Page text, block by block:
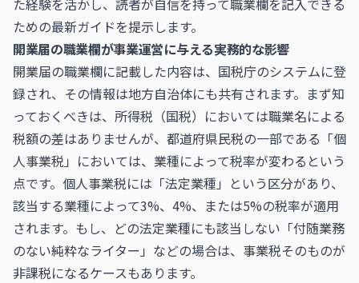
た経験を活かし、読者が自信を持って職業欄を記入できる
ための最新ガイドを提示します。
開業届の職業欄が事業運営に与える実務的な影響
開業届の職業欄に記載した内容は、国税庁のシステムに登
録され、その情報は地方自治体にも共有されます。まず知
っておくべきは、所得税（国税）においては職業名による
税額の差はありませんが、都道府県民税の一部である「個
人事業税」においては、業種によって税率が変わるという
点です。個人事業税には「法定業種」という区分があり、
該当する業種によって3%、4%、または5%の税率が適用
されます。もし、どの法定業種にも該当しない「付随業務
のない純粋なライター」などの場合は、事業税そのものが
非課税になるケースもあります。